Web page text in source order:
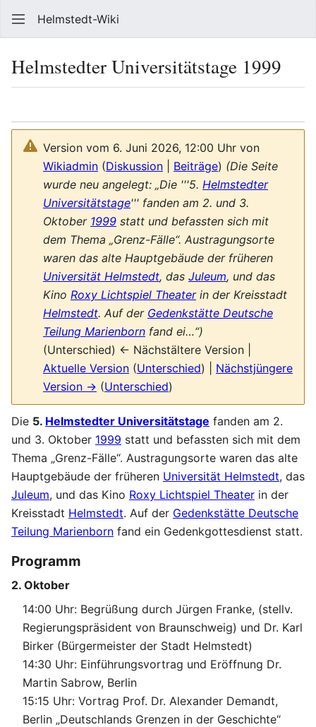
Helmstedt-Wiki
Helmstedter Universitätstage 1999
Version vom 6. Juni 2026, 12:00 Uhr von
Wikiadmin (Diskussion Beiträge) (Die Seite
wurde neu angelegt: „Die '''5. Helmstedter
Universitätstage''' fanden am 2. und 3.
Oktober 1999 statt und befassten sich mit
dem Thema „Grenz-Fälle“. Austragungsorte
waren das alte Hauptgebäude der früheren
Universität Helmstedt, das Juleum, und das
Kino Roxy Lichtspiel Theaterin der Kreisstadt
Helmstedt. Auf der Gedenkstätte Deutsche
Teilung Marienborn fand ei…“)
(Unterschied) ← Nächstältere Version |
Aktuelle Version (Unterschied) | Nächstjüngere
Version → (Unterschied)
Die 5. Helmstedter Universitätstage fanden am 2.
und 3. Oktober 1999 statt und befassten sich mit dem
Thema „Grenz-Fälle“. Austragungsorte waren das alte
Hauptgebäude der früheren Universität Helmstedt, das
Juleum, und das Kino Roxy Lichtspiel Theater in der
Kreisstadt Helmstedt. Auf der Gedenkstätte Deutsche
Teilung Marienborn fand ein Gedenkgottesdienst statt.
Programm
2. Oktober
14:00 Uhr: Begrüßung durch Jürgen Franke, (stellv.
Regierungspräsident von Braunschweig) und Dr. Karl
Birker (Bürgermeister der Stadt Helmstedt)
14:30 Uhr: Einführungsvortrag und Eröffnung Dr.
Martin Sabrow, Berlin
15:15 Uhr: Vortrag Prof. Dr. Alexander Demandt,
Berlin „Deutschlands Grenzen in der Geschichte“